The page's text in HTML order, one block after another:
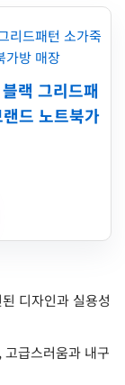
랙 그리드패
드 노트북가
디자인과 실용성
급스러움과 내구